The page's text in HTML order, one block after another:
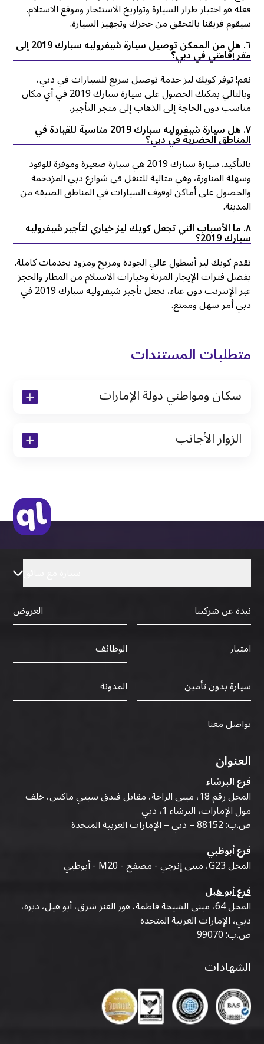
فعله هو اختيار طراز السيارة وتواريخ الاستئجار وموقع الاستلام.
سيقوم فريقنا بالتحقق من حجزك وتجهيز السيارة.
٦. هل من الممكن توصيل سيارة شيفروليه سبارك 2019 إلى
مقر إقامتي في دبي؟
نعم! توفر كويك ليز خدمة توصيل سريع للسيارات في دبي،
وبالتالي يمكنك الحصول على سيارة سبارك 2019 في أي مكان
مناسب دون الحاجة إلى الذهاب إلى متجر التأجير.
٧. هل سيارة شيفروليه سبارك 2019 مناسبة للقيادة في
المناطق الحضرية في دبي؟
بالتأكيد. سيارة سبارك 2019 هي سيارة صغيرة وموفرة للوقود
وسهلة المناورة، وهي مثالية للتنقل في شوارع دبي المزدحمة
والحصول على أماكن لوقوف السيارات في المناطق الضيقة من
المدينة.
٨. ما الأسباب التي تجعل كويك ليز خياري لتأجير شيفروليه
سبارك 2019؟
تقدم كويك ليز أسطول عالي الجودة ومريح ومزود بخدمات كاملة.
بفضل فترات الإيجار المرنة وخيارات الاستلام من المطار والحجز
عبر الإنترنت دون عناء، نجعل تأجير شيفروليه سبارك 2019 في
دبي أمر سهل وممتع.
متطلبات المستندات
سكان ومواطني دولة الإمارات
نسخة من تأشيرة الاقامة
الزوار الأجانب
نبذة عن شركتنا
العروض
امتياز
الوظائف
سيارة بدون تأمين
المدونة
تواصل معنا
العنوان
فرع البرشاء
المحل رقم 18، مبنى الراحة، مقابل فندق سيتي ماكس، خلف
مول الإمارات، البرشاء 1، دبي
ص.ب: 88152 – دبي – الإمارات العربية المتحدة
فرع أبوظبي
المحل G23، مبنى إنرجي - مصفح - M20 - أبوظبي
فرع أبو هيل
المحل 64، مبنى الشيخة فاطمة، هور العنز شرق، أبو هيل، ديرة،
دبي، الإمارات العربية المتحدة
ص.ب: 99070
الشهادات